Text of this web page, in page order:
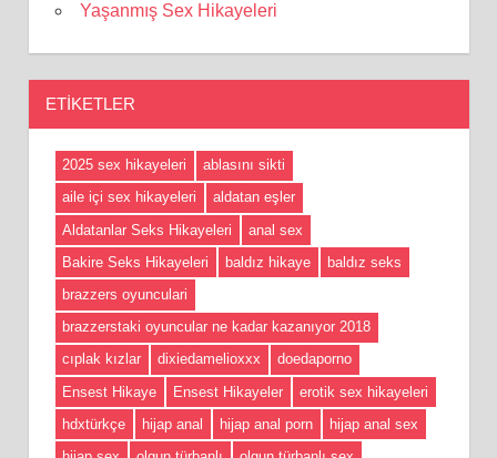
Yaşanmış Sex Hikayeleri
ETIKETLER
2025 sex hikayeleri
ablasını sikti
aile içi sex hikayeleri
aldatan eşler
Aldatanlar Seks Hikayeleri
anal sex
Bakire Seks Hikayeleri
baldız hikaye
baldız seks
brazzers oyunculari
brazzerstaki oyuncular ne kadar kazanıyor 2018
cıplak kızlar
dixiedamelioxxx
doedaporno
Ensest Hikaye
Ensest Hikayeler
erotik sex hikayeleri
hdxtürkçe
hijap anal hijap anal porn
hijap anal sex